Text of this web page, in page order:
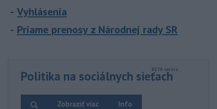
Vyhlásenia
Priame prenosy z Národnej rady SR
Politika na sociálnych sieťach
Info
Zobraziť viac